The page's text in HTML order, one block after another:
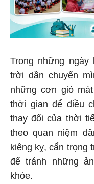
Trong những
trời dần chuyển
những cơn gió
thời gian để điều
thay đổi của thời
theo quan niệm
kiêng kỵ, cẩn trọng
để tránh những
khỏe.